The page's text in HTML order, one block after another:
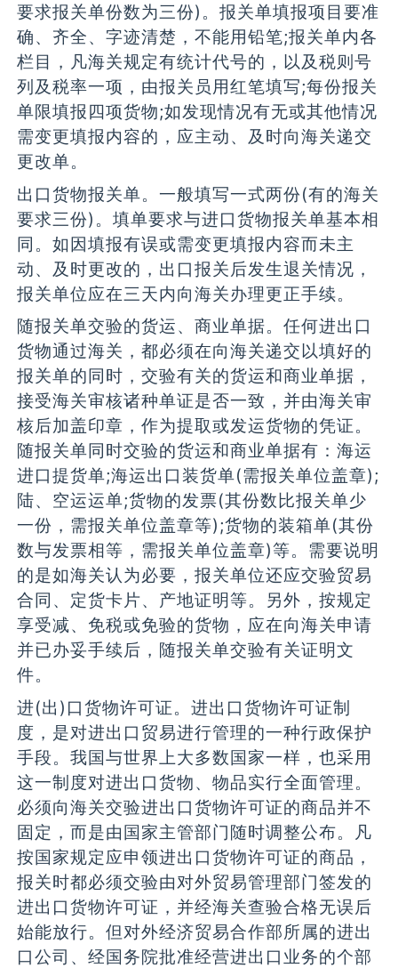
要求报关单份数为三份)。报关单填报项目要准
确、齐全、字迹清楚，不能用铅笔;报关单内各
栏目，凡海关规定有统计代号的，以及税则号
列及税率一项，由报关员用红笔填写;每份报关
单限填报四项货物;如发现情况有无或其他情况
需变更填报内容的，应主动、及时向海关递交
更改单。
出口货物报关单。一般填写一式两份(有的海关
要求三份)。填单要求与进口货物报关单基本相
同。如因填报有误或需变更填报内容而未主
动、及时更改的，出口报关后发生退关情况，
报关单位应在三天内向海关办理更正手续。
随报关单交验的货运、商业单据。任何进出口
货物通过海关，都必须在向海关递交以填好的
报关单的同时，交验有关的货运和商业单据，
接受海关审核诸种单证是否一致，并由海关审
核后加盖印章，作为提取或发运货物的凭证。
随报关单同时交验的货运和商业单据有：海运
进口提货单;海运出口装货单(需报关单位盖章);
陆、空运运单;货物的发票(其份数比报关单少
一份，需报关单位盖章等);货物的装箱单(其份
数与发票相等，需报关单位盖章)等。需要说明
的是如海关认为必要，报关单位还应交验贸易
合同、定货卡片、产地证明等。另外，按规定
享受减、免税或免验的货物，应在向海关申请
并已办妥手续后，随报关单交验有关证明文
件。
进(出)口货物许可证。进出口货物许可证制
度，是对进出口贸易进行管理的一种行政保护
手段。我国与世界上大多数国家一样，也采用
这一制度对进出口货物、物品实行全面管理。
必须向海关交验进出口货物许可证的商品并不
固定，而是由国家主管部门随时调整公布。凡
按国家规定应申领进出口货物许可证的商品，
报关时都必须交验由对外贸易管理部门签发的
进出口货物许可证，并经海关查验合格无误后
始能放行。但对外经济贸易合作部所属的进出
口公司、经国务院批准经营进出口业务的个部